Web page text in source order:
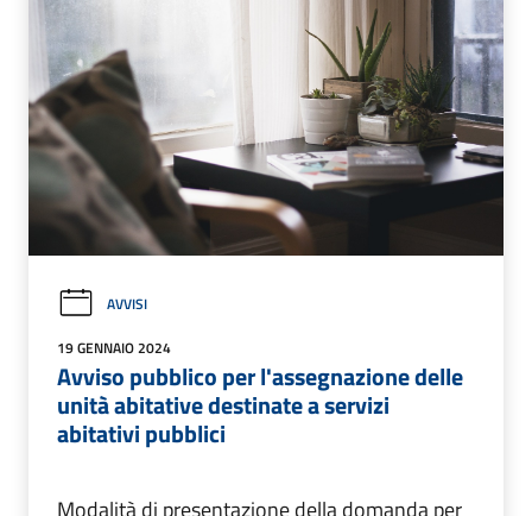
AVVISI
19 GENNAIO 2024
Avviso pubblico per l'assegnazione delle
unità abitative destinate a servizi
abitativi pubblici